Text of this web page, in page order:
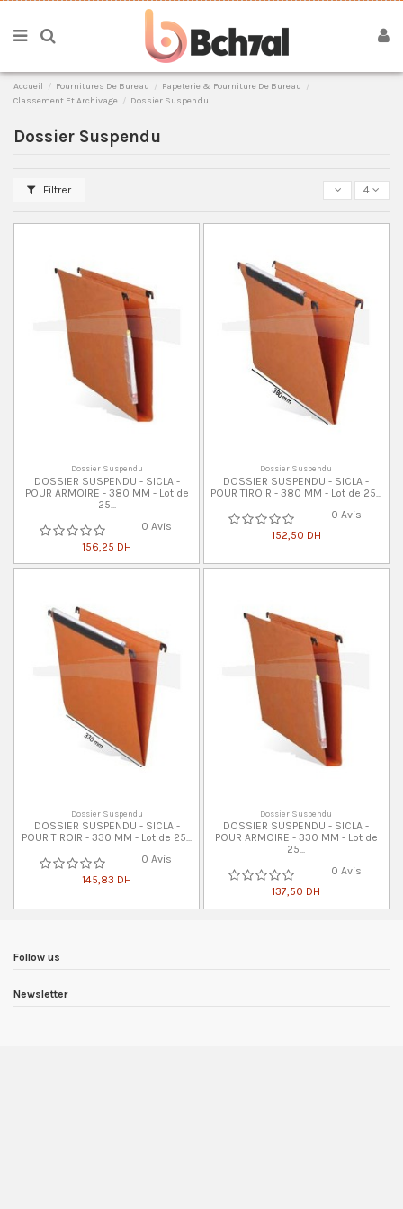
Accueil Fournitures De Bureau
Papeterie & Fourniture De Bureau
Classement Et Archivage
Dossier Suspendu
Dossier Suspendu
Filtrer 4
Dossier Suspendu
DOSSIER SUSPENDU - SICLA -
POUR ARMOIRE - 380 MM - Lot de
25...
0 Avis
156,25 DH
Dossier Suspendu
DOSSIER SUSPENDU - SICLA -
POUR TIROIR - 380 MM - Lot de 25...
0 Avis
152,50 DH
Dossier Suspendu
DOSSIER SUSPENDU - SICLA -
POUR TIROIR - 330 MM - Lot de 25...
0 Avis
145,83 DH
Dossier Suspendu
DOSSIER SUSPENDU - SICLA -
POUR ARMOIRE - 330 MM - Lot de
25...
0 Avis
137,50 DH
Follow us
Newsletter